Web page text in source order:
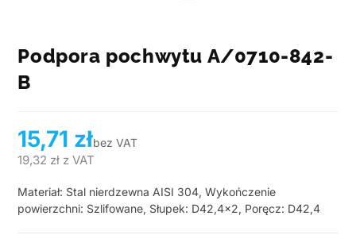
Podpora pochwytu A/0710-842-
B
15,71 złbez VAT
19,32 zł z VAT
Materiał: Stal nierdzewna AISI 304, Wykończenie
powierzchni: Szlifowane, Słupek: D42,4×2, Poręcz: D42,4